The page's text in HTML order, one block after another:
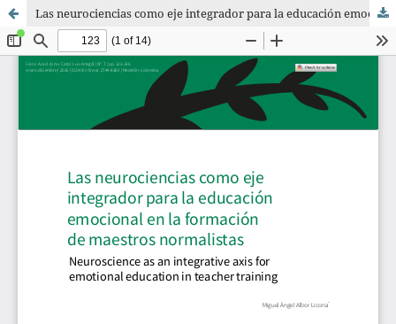
Las neurociencias como eje integrador para la educación emocional en la formación de maestros normalistas